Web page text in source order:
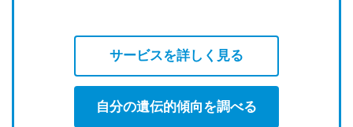
サービスを詳しく見る
自分の遺伝的傾向を調べる